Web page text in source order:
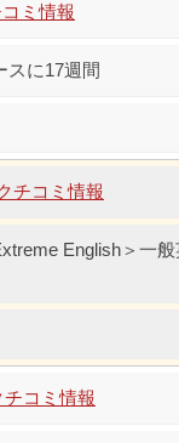
ミ情報
スに17週間
チコミ情報
English＞一
コミ情報